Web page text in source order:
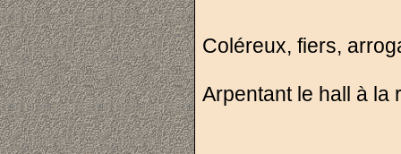
Coléreux, fiers,
Arpentant le hall à la